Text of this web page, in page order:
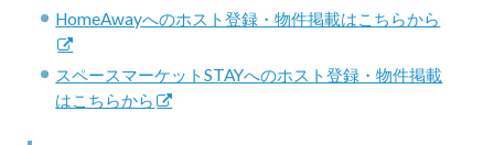
HomeAwayへのホスト登録・物件掲載はこちらから
スペースマーケットSTAYへのホスト登録・物件掲載
はこちらから